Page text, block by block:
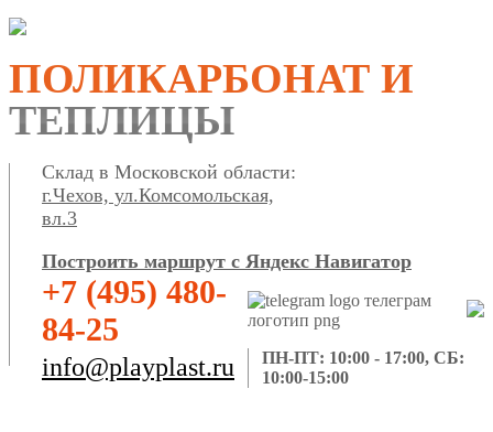
ПОЛИКАРБОНАТ И
ТЕПЛИЦЫ
Склад в Московской области:
г.Чехов, ул.Комсомольская,
вл.3
Построить маршрут с Яндекс Навигатор
+7 (495) 480-
84-25
info@playplast.ru
ПН-ПТ: 10:00 - 17:00, СБ:
10:00-15:00